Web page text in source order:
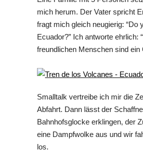
mich herum. Der Vater spricht
fragt mich gleich neugierig: “Do
Ecuador?” Ich antworte ehrlich:
freundlichen Menschen sind ein
Smalltalk vertreibe ich mir die
Abfahrt. Dann lässt der
Bahnhofsglocke erklingen, der
eine Dampfwolke aus und wir
los.